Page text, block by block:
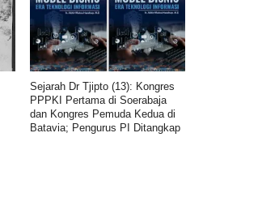
Sejarah Dr Tjipto (13): Kongres
PPPKI Pertama di Soerabaja
dan Kongres Pemuda Kedua di
Batavia; Pengurus PI Ditangkap